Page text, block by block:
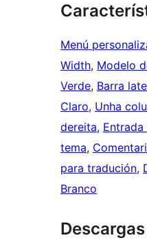
Menú
Width, Modelo
Verde, Barra
Claro, Unha
dereita, Entrada
tema,
para tradución,
Branco